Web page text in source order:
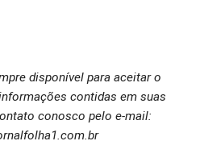
disponível para aceitar o
contidas em suas
conosco pelo e-mail: